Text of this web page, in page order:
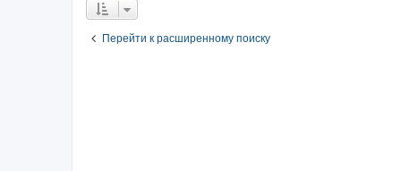
Перейти к расширенному поиску